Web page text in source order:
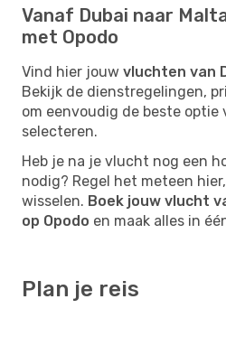
Vanaf Dubai naar
met Opodo
Vind hier jouw vluchten van
Bekijk de dienstregelingen,
om eenvoudig de beste optie
selecteren.
Heb je na je vlucht nog een
nodig? Regel het meteen
wisselen. Boek jouw vlucht
op Opodo en maak alles in
Plan je reis